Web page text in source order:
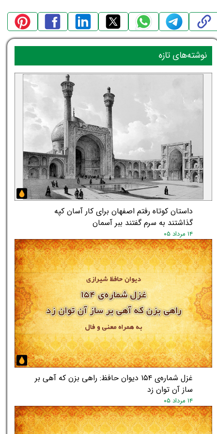
★★
داستان کوتاه رفتم اصفهان برای کار آسان کپه
گذاشتند به سرم گفتند ببر آسمان
۱۴ مرداد ۰۵
غزل شماره‌ی ۱۵۴ دیوان حافظ: راهی بزن که آهی بر
ساز آن توان زد
۱۴ مرداد ۰۵
نوشته‌های تازه